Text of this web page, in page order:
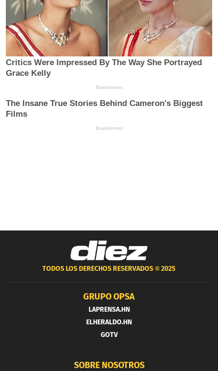
TODOS LOS DERECHOS RESERVADOS ®2025
GRUPO OPSA
LAPRENSA.HN
ELHERALDO.HN
GOTV
SOBRE NOSOTROS